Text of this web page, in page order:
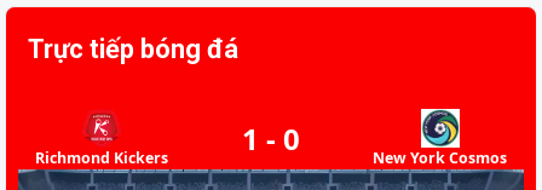
Trực tiếp bóng đá
Richmond Kickers 1 - 0 New York Cosmos